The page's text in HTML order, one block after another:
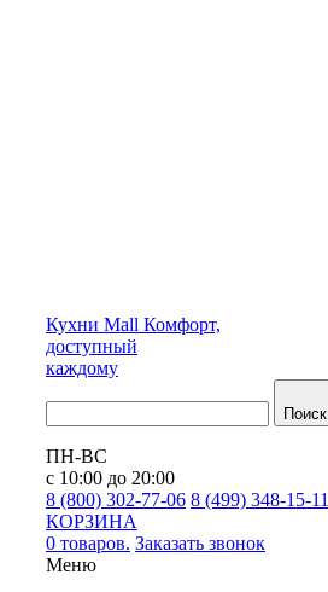
Кухни Mall Комфорт,
доступный
каждому
Поиск
ПН-ВС
с 10:00 до 20:00
8 (800) 302-77-06 8 (499) 348-15-11
КОРЗИНА
0 товаров. Заказать звонок
Меню